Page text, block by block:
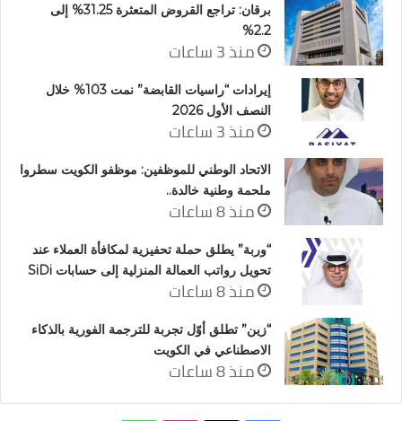
برقان: تراجع القروض المتعثرة 31.25% إلى
2.2%
منذ 3 ساعات
إيرادات “راسيات القابضة” نمت 103% خلال
النصف الأول 2026
منذ 3 ساعات
الاتحاد الوطني للموظفين: موظفو الكويت سطروا
ملحمة وطنية خالدة..
منذ 8 ساعات
“وربة” يطلق حملة تحفيزية لمكافأة العملاء عند
تحويل رواتب العمالة المنزلية إلى حسابات SiDi
منذ 8 ساعات
“زين” تطلق أوّل تجربة للترجمة الفورية بالذكاء
الاصطناعي في الكويت
منذ 8 ساعات